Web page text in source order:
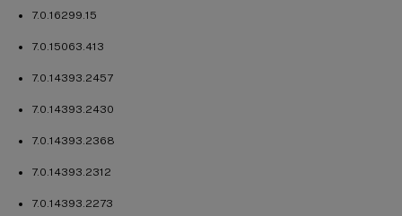
7.0.16299.15
7.0.15063.413
7.0.14393.2457
7.0.14393.2430
7.0.14393.2368
7.0.14393.2312
7.0.14393.2273